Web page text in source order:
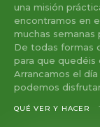
una misión
encontramos en
muchas semanas
De todas formas
para que quedéis
Arrancamos el día
podemos
QUÉ VER Y HACER